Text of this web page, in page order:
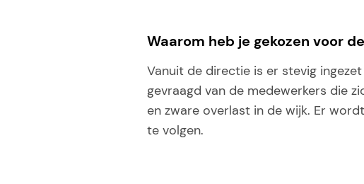
Waarom heb je gekozen voor
Vanuit de directie is er stevig
gevraagd van de medewerkers die
en zware overlast in de wijk. Er
te volgen.